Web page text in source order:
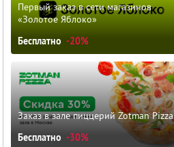
Первый заказ в сети магазинов
«Золотое Яблоко»
Бесплатно -20%
Заказ в зале пиццерий Zotman Pizza
Бесплатно -30%